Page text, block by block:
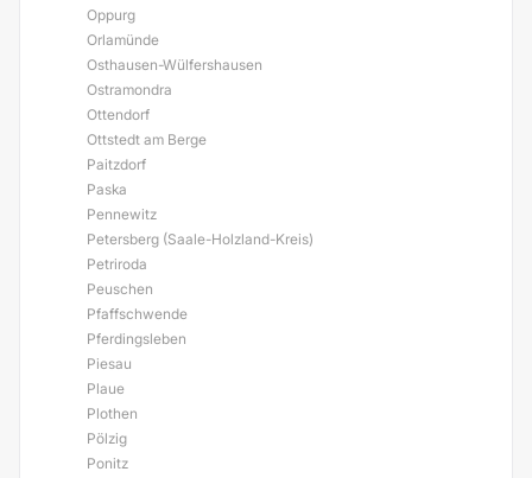
Oppurg
Orlamünde
Osthausen-Wülfershausen
Ostramondra
Ottendorf
Ottstedt am Berge
Paitzdorf
Paska
Pennewitz
Petersberg (Saale-Holzland-Kreis)
Petriroda
Peuschen
Pfaffschwende
Pferdingsleben
Piesau
Plaue
Plothen
Pölzig
Ponitz